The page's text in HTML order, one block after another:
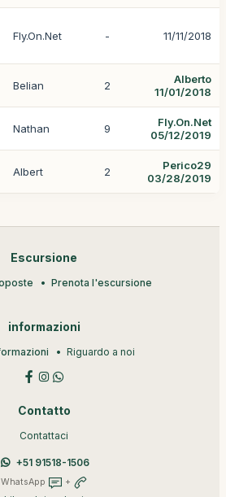
Fly.On.Net - 11/11/2018
Belian 2
Alberto
11/01/2018
Nathan 9
Fly.On.Net
05/12/2019
Albert 2
Perico29
03/28/2019
Escursione
Prenota l'escursione
informazioni
Riguardo a noi
Contatto
Contattaci
+51 91518-1506
WhatsApp +